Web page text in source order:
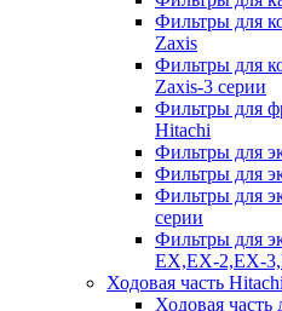
Фильтры для
Zaxis
Фильтры для
Zaxis-3 серии
Фильтры для
Hitachi
Фильтры для
Фильтры для
Фильтры для
серии
Фильтры для
EX,EX-2,EX-
Ходовая часть Hitachi
Ходовая часть